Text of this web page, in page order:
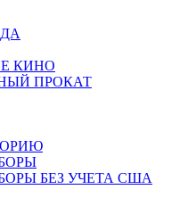
КИНО
ПРОКАТ
БЕЗ УЧЕТА США